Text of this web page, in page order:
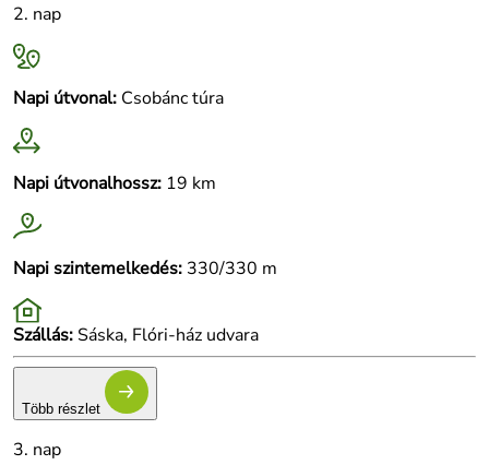
2. nap
Napi útvonal: Csobánc túra
Napi útvonalhossz: 19 km
Napi szintemelkedés: 330/330 m
Szállás: Sáska, Flóri-ház udvara
Több részlet
3. nap